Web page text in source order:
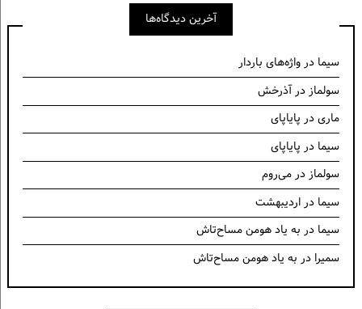
آخرین دیدگاه‌ها
سیما درواژه‌های باردار
سولمازدرآذرخش
ماریدر پایاپای
سیما در پایاپای
سولمازدرمی‌روم
سیما دراردیبهشت
سیما در به یاد هومن مساح‌تاش
سمیرا در به یاد هومن مساح‌تاش